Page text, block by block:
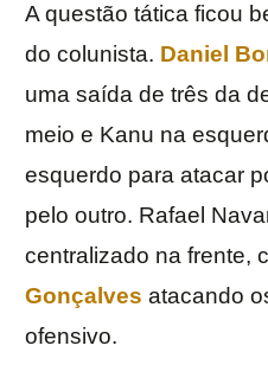
A questão tática ficou
do colunista. Daniel
uma saída de três da
meio e Kanu na
esquerdo para atacar
pelo outro. Rafael
centralizado na frente,
Gonçalves atacando
ofensivo.